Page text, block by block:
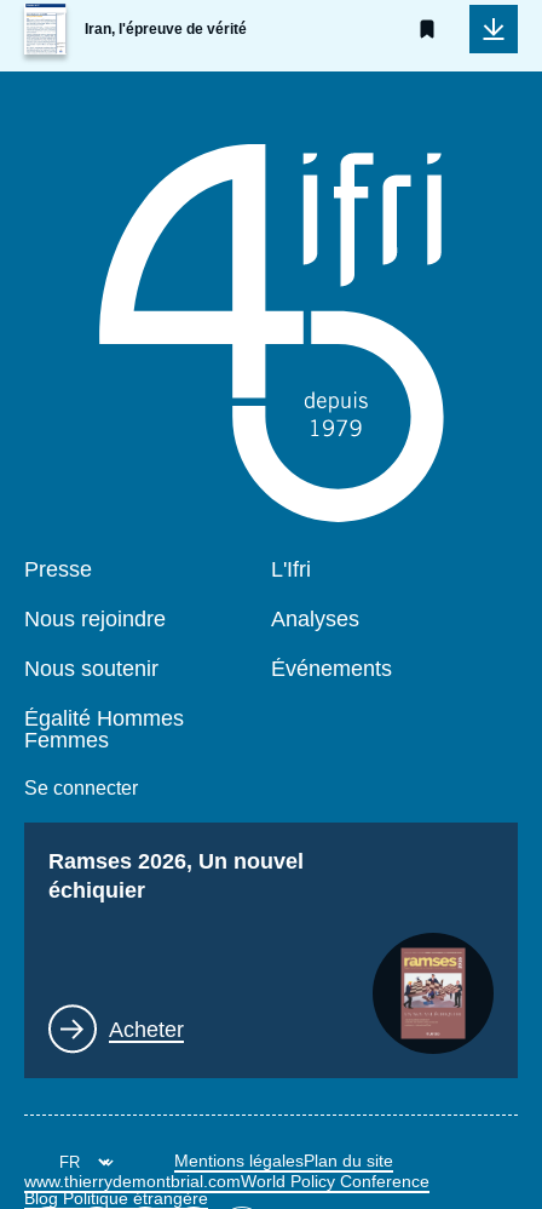
Image
de
couverture
de
Iran, l'épreuve de vérité
Pied
Presse
Nous rejoindre
Nous soutenir
Égalité Hommes
Femmes
Se connecter
Navigation
L'Ifri
Analyses
Événements
Titre
Ramses 2026, Un nouvel
échiquier
Lien
Acheter
Mentions légalesPlan du site
www.thierrydemontbrial.comWorld Policy Conference
Blog Politique étrangère